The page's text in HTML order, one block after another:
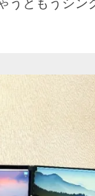
うともうシン